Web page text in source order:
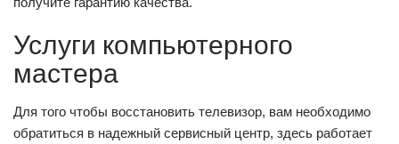
Услуги компьютерного
мастера
Для того чтобы восстановить телевизор, вам необходимо
обратиться в надежный сервисный центр, здесь работает